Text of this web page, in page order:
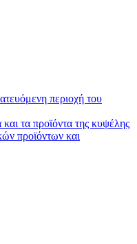
περιοχή του
τα προϊόντα της κυψέλης
προϊόντων και